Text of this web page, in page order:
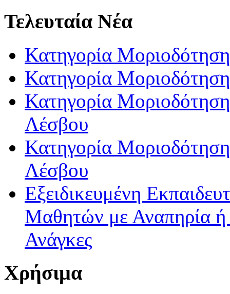
Τελευταία Νέα
Κατηγορία
Κατηγορία
Κατηγορία
Λέσβου
Κατηγορία
Λέσβου
Εξειδικευμένη
Μαθητών με Αναπηρία ή /
Ανάγκες
Χρήσιμα